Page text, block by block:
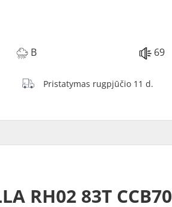
B 69
Pristatymas rugpjūčio 11 d.
RH02 83T CCB70